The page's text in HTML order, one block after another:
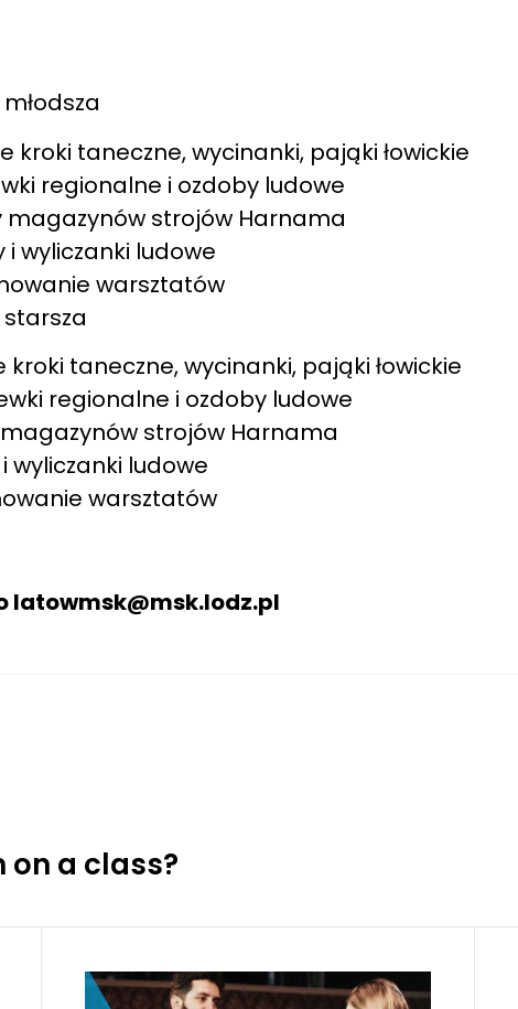
kroki taneczne, wycinanki, pająki łowickie
regionalne i ozdoby ludowe
magazynów strojów Harnama
i wyliczanki ludowe
warsztatów
kroki taneczne, wycinanki, pająki łowickie
regionalne i ozdoby ludowe
magazynów strojów Harnama
i wyliczanki ludowe
warsztatów
latowmsk@msk.lodz.pl
on a class?